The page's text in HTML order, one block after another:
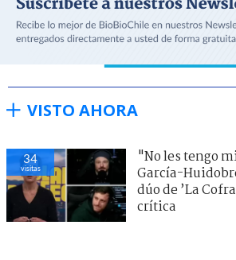
VISTO AHORA
34
visitas
"No les tengo
García-
dúo de ’La
crítica